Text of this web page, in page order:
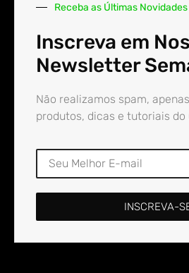
Receba as Últimas Novidades
Inscreva em
Newsletter
Não realizamos spam,
produtos, dicas e tutoriais do
INSCREVA-